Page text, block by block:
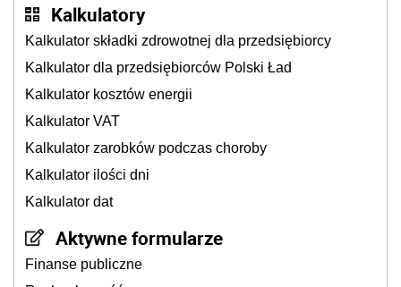
Kalkulatory
Kalkulator składki zdrowotnej dla przedsiębiorcy
Kalkulator dla przedsiębiorców Polski Ład
Kalkulator kosztów energii
Kalkulator VAT
Kalkulator zarobków podczas choroby
Kalkulator ilości dni
Kalkulator dat
Aktywne formularze
Finanse publiczne